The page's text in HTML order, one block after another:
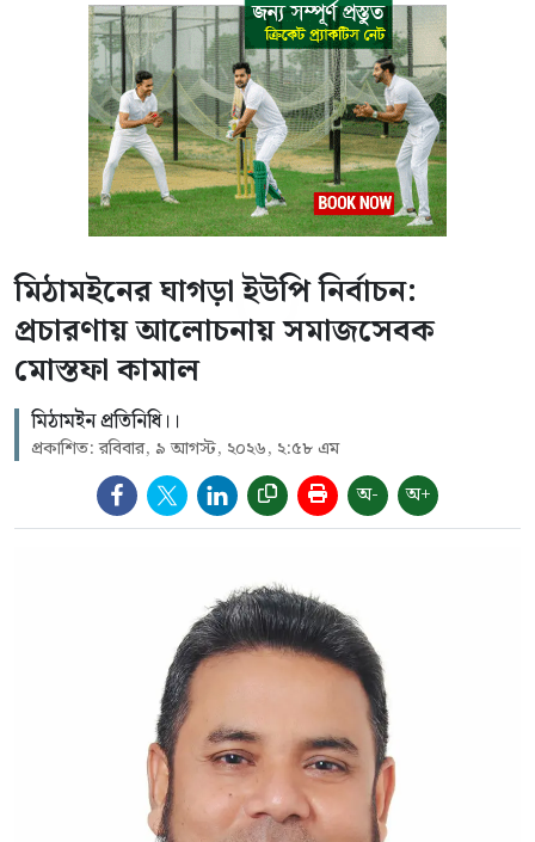
মিঠামইনের ঘাগড়া ইউপি নির্বাচন:
প্রচারণায় আলোচনায় সমাজসেবক
মোস্তফা কামাল
মিঠামইন প্রতিনিধি।।
প্রকাশিত: রবিবার, ৯ আগস্ট, ২০২৬, ২:৫৮ এম
অ- অ+